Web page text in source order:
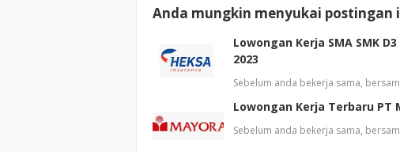
Anda mungkin menyukai postingan
Lowongan Kerja SMA SMK
2023
Sebelum anda bekerja sama,
Lowongan Kerja Terbaru PT
Sebelum anda bekerja sama,